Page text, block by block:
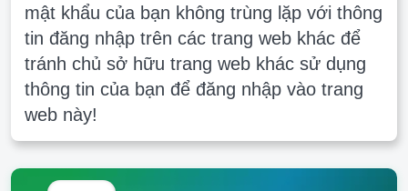
mật khẩu của bạn không trùng lặp với thông
tin đăng nhập trên các trang web khác để
tránh chủ sở hữu trang web khác sử dụng
thông tin của bạn để đăng nhập vào trang
web này!